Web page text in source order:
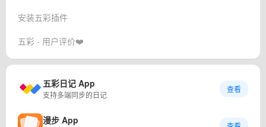
安装五彩插件
五彩 - 用户评价❤️
五彩日记 App
支持多端同步的日记
查看
漫步 App